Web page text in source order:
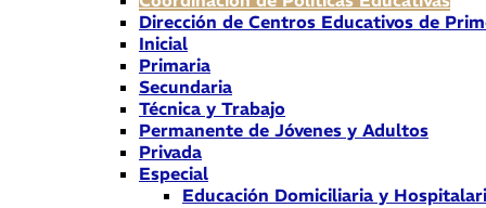
Dirección de Centros Educativos de
Inicial
Primaria
Secundaria
Técnica y Trabajo
Permanente de Jóvenes y Adultos
Privada
Especial
Educación Domiciliaria y